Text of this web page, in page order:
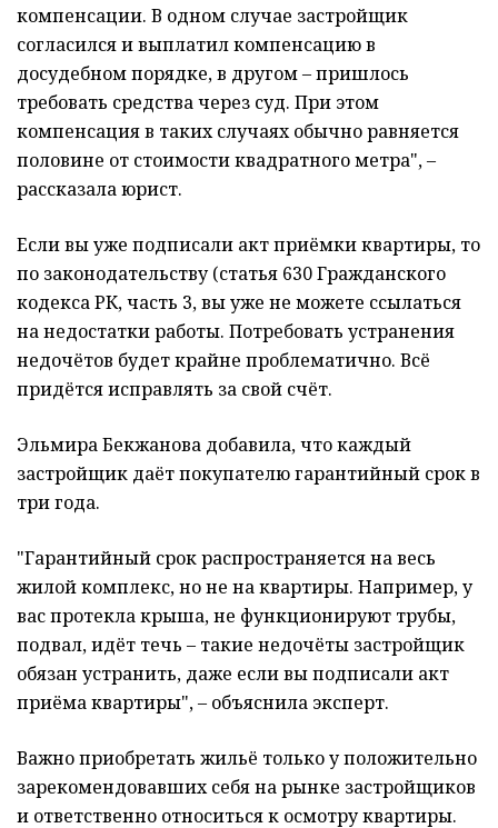
компенсации. В одном случае застройщик
согласился и выплатил компенсацию в
досудебном порядке, в другом – пришлось
требовать средства через суд. При этом
компенсация в таких случаях обычно равняется
половине от стоимости квадратного метра", –
рассказала юрист.
Если вы уже подписали акт приёмки квартиры, то
по законодательству (статья 630 Гражданского
кодекса РК, часть 3, вы уже не можете ссылаться
на недостатки работы. Потребовать устранения
недочётов будет крайне проблематично. Всё
придётся исправлять за свой счёт.
Эльмира Бекжанова добавила, что каждый
застройщик даёт покупателю гарантийный срок в
три года.
"Гарантийный срок распространяется на весь
жилой комплекс, но не на квартиры. Например, у
вас протекла крыша, не функционируют трубы,
подвал, идёт течь – такие недочёты застройщик
обязан устранить, даже если вы подписали акт
приёма квартиры", – объяснила эксперт.
Важно приобретать жильё только у положительно
зарекомендовавших себя на рынке застройщиков
и ответственно относиться к осмотру квартиры.